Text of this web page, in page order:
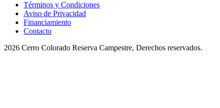
Términos y Condiciones
Aviso de Privacidad
Financiamiento
Contacto
2026 Cerro Colorado Reserva Campestre, Derechos reservados.